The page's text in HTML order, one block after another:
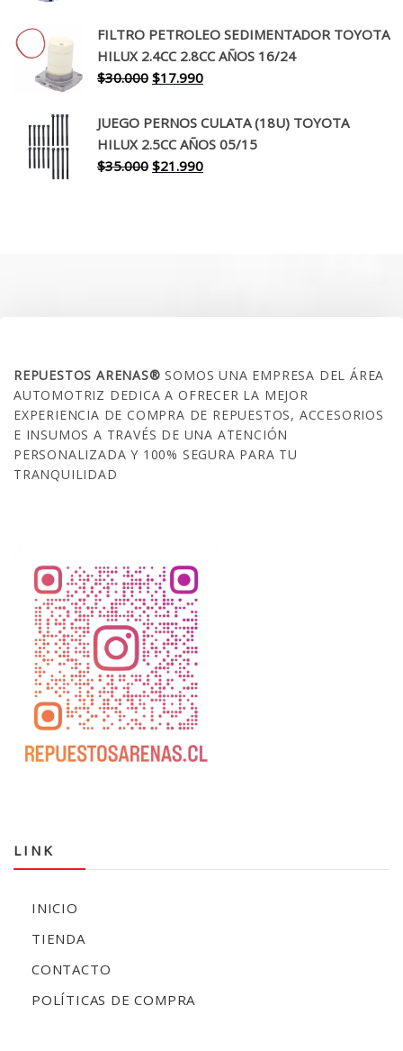
original
era:
$260.000.
actual
es:
FILTRO PETROLEO SEDIMENTADOR TOYOTA
HILUX 2.4CC 2.8CC AÑOS 16/24
$30.000 El
original
era:
$30.000.
$17.990El
actual
es:
$17.990.
JUEGO PERNOS CULATA (18U) TOYOTA
HILUX 2.5CC AÑOS 05/15
$35.000 El
$21.990El
REPUESTOS ARENAS®SOMOS UNA EMPRESA DEL ÁREA
AUTOMOTRIZ DEDICA A OFRECER LA MEJOR
EXPERIENCIA DE COMPRA DE REPUESTOS, ACCESORIOS
E INSUMOS A TRAVÉS DE UNA ATENCIÓN
PERSONALIZADA Y 100% SEGURA PARA TU
TRANQUILIDAD
LINK
INICIO
TIENDA
CONTACTO
POLÍTICAS DE COMPRA